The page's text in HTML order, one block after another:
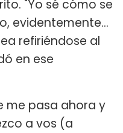
"Yo sé cómo se
evidentemente...
refiriéndose al
en ese
me pasa ahora y
a vos (a